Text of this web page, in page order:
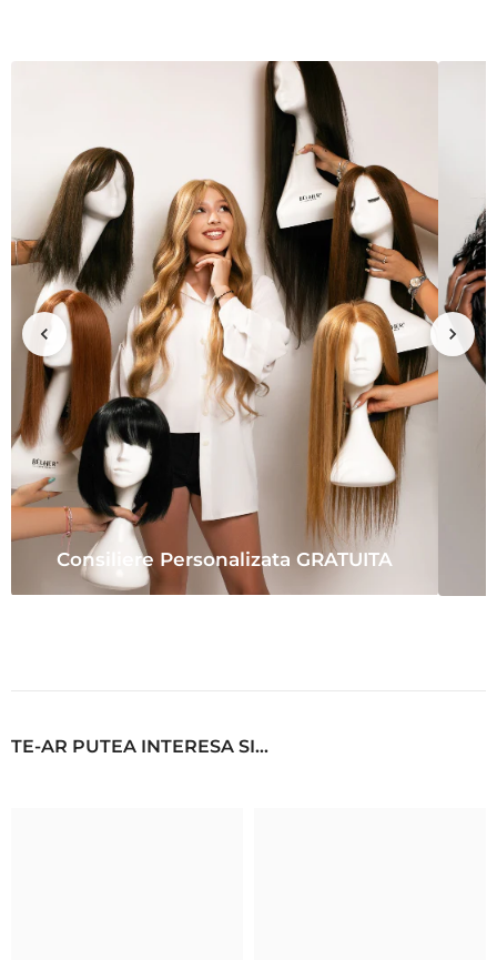
Consiliere Personalizata GRATUITA
TE-AR PUTEA INTERESA SI...